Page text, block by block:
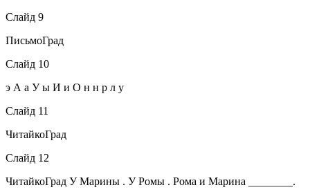
Слайд 9
ПисьмоГрад
Слайд 10
э А а У ы И и О н н р л у
Слайд 11
ЧитайкоГрад
Слайд 12
ЧитайкоГрад У Марины . У Ромы . Рома и Марина ________.